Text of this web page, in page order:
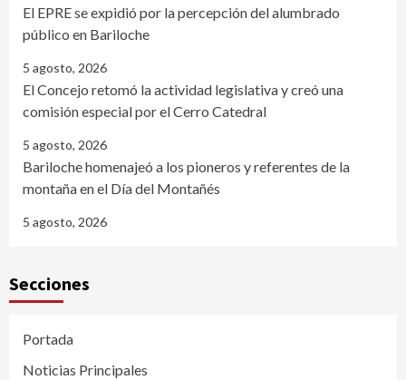
El EPRE se expidió por la percepción del alumbrado
público en Bariloche
5 agosto, 2026
El Concejo retomó la actividad legislativa y creó una
comisión especial por el Cerro Catedral
5 agosto, 2026
Bariloche homenajeó a los pioneros y referentes de la
montaña en el Día del Montañés
5 agosto, 2026
Secciones
Portada
Noticias Principales